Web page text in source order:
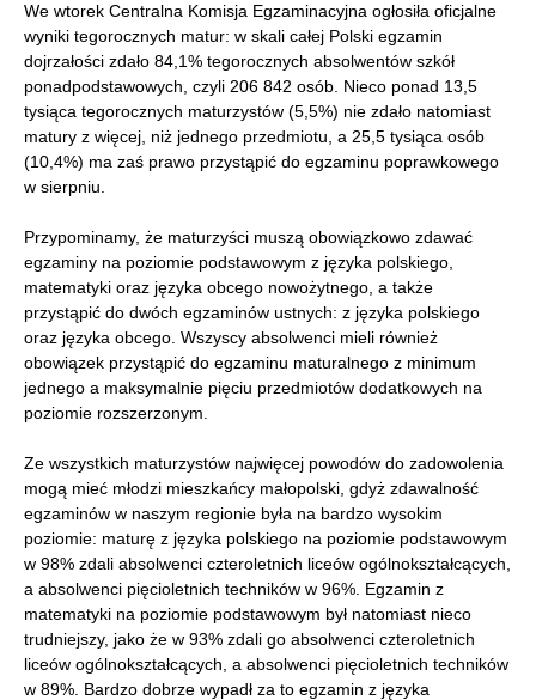
We wtorek Centralna Komisja Egzaminacyjna ogłosiła oficjalne
wyniki tegorocznych matur: w skali całej Polski egzamin
dojrzałości zdało 84,1% tegorocznych absolwentów szkół
ponadpodstawowych, czyli 206 842 osób. Nieco ponad 13,5
tysiąca tegorocznych maturzystów (5,5%) nie zdało natomiast
matury z więcej, niż jednego przedmiotu, a 25,5 tysiąca osób
(10,4%) ma zaś prawo przystąpić do egzaminu poprawkowego
w sierpniu.
Przypominamy, że maturzyści muszą obowiązkowo zdawać
egzaminy na poziomie podstawowym z języka polskiego,
matematyki oraz języka obcego nowożytnego, a także
przystąpić do dwóch egzaminów ustnych: z języka polskiego
oraz języka obcego. Wszyscy absolwenci mieli również
obowiązek przystąpić do egzaminu maturalnego z minimum
jednego a maksymalnie pięciu przedmiotów dodatkowych na
poziomie rozszerzonym.
Ze wszystkich maturzystów najwięcej powodów do zadowolenia
mogą mieć młodzi mieszkańcy małopolski, gdyż zdawalność
egzaminów w naszym regionie była na bardzo wysokim
poziomie: maturę z języka polskiego na poziomie podstawowym
w 98% zdali absolwenci czteroletnich liceów ogólnokształcących,
a absolwenci pięcioletnich techników w 96%. Egzamin z
matematyki na poziomie podstawowym był natomiast nieco
trudniejszy, jako że w 93% zdali go absolwenci czteroletnich
liceów ogólnokształcących, a absolwenci pięcioletnich techników
w 89%. Bardzo dobrze wypadł za to egzamin z języka